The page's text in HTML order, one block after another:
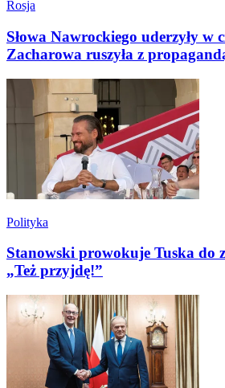
Rosja
Słowa Nawrockiego uderzyły w
Zacharowa ruszyła z
Polityka
Stanowski prowokuje Tuska do
„Też przyjdę!”